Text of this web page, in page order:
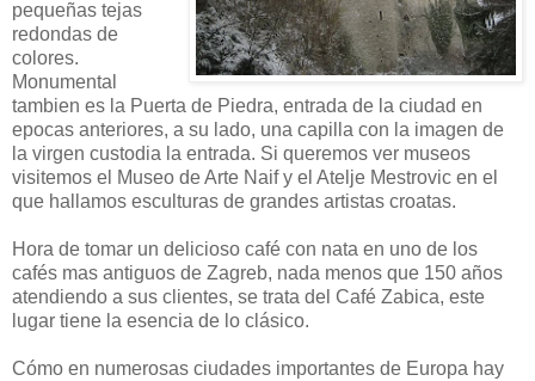
pequeñas tejas
redondas de
colores.
Monumental
tambien es la Puerta de Piedra, entrada de la ciudad en
epocas anteriores, a su lado, una capilla con la imagen de
la virgen custodia la entrada. Si queremos ver museos
visitemos el Museo de Arte Naif y el Atelje Mestrovic en el
que hallamos esculturas de grandes artistas croatas.
Hora de tomar un delicioso café con nata en uno de los
cafés mas antiguos de Zagreb, nada menos que 150 años
atendiendo a sus clientes, se trata del Café Zabica, este
lugar tiene la esencia de lo clásico.
Cómo en numerosas ciudades importantes de Europa hay